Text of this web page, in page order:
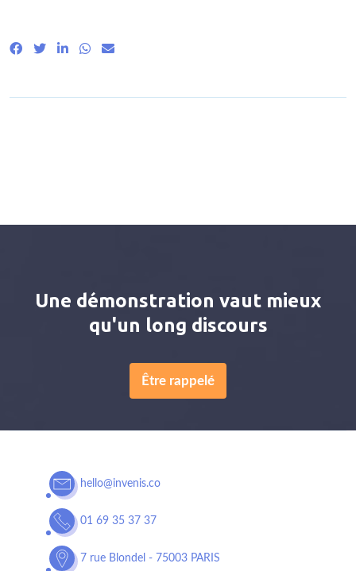
Une démonstration vaut mieux
qu'un long discours
Être rappelé
hello@invenis.co
01 69 35 37 37
7 rue Blondel - 75003 PARIS